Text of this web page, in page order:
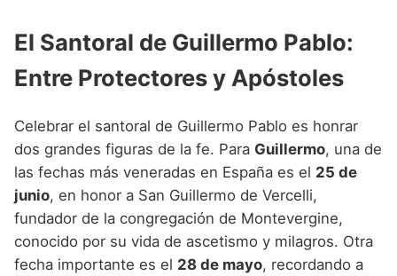
El Santoral de Guillermo Pablo:
Entre Protectores y Apóstoles
Celebrar el santoral de Guillermo Pablo es honrar
dos grandes figuras de la fe. Para Guillermo, una de
las fechas más veneradas en España es el 25 de
junio, en honor a San Guillermo de Vercelli,
fundador de la congregación de Montevergine,
conocido por su vida de ascetismo y milagros. Otra
fecha importante es el 28 de mayo, recordando a